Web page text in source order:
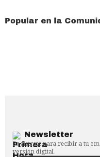
Popular en la
Newsletter
Regístrate para recibir a tu
versión digital.